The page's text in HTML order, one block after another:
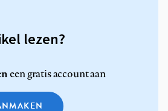
lezen?
een gratis account aan